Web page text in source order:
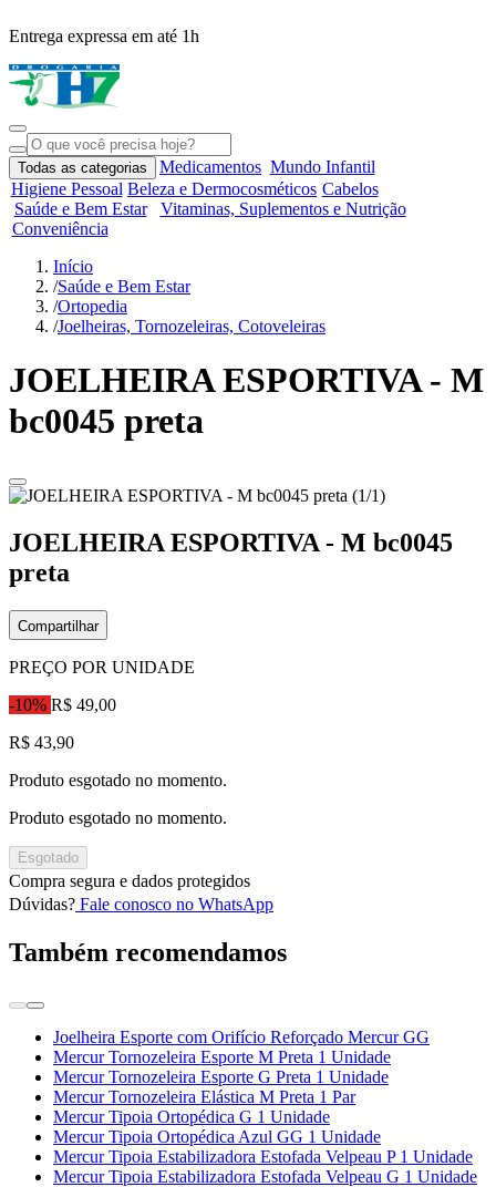
Entrega expressa em até 1h
Todas as categorias Medicamentos Mundo Infantil
Higiene Pessoal Beleza e Dermocosméticos Cabelos
Saúde e Bem Estar
Vitaminas, Suplementos e Nutrição
Conveniência
Início
/Saúde e Bem Estar
/Ortopedia
/Joelheiras, Tornozeleiras, Cotoveleiras
JOELHEIRA ESPORTIVA - M
bc0045 preta
JOELHEIRA ESPORTIVA - M bc0045
preta
Compartilhar
PREÇO POR UNIDADE
-10% R$ 49,00
R$ 43,90
Produto esgotado no momento.
Produto esgotado no momento.
Esgotado
Compra segura e dados protegidos
Dúvidas? Fale conosco no WhatsApp
Também recomendamos
Joelheira Esporte com Orifício Reforçado Mercur GG
Mercur Tornozeleira Esporte M Preta 1 Unidade
Mercur Tornozeleira Esporte G Preta 1 Unidade
Mercur Tornozeleira Elástica M Preta 1 Par
Mercur Tipoia Ortopédica G 1 Unidade
Mercur Tipoia Ortopédica Azul GG 1 Unidade
Mercur Tipoia Estabilizadora Estofada Velpeau P 1 Unidade
Mercur Tipoia Estabilizadora Estofada Velpeau G 1 Unidade